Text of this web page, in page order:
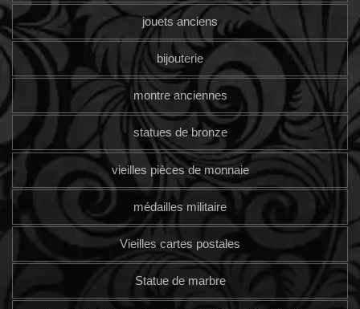
jouets anciens
bijouterie
montre anciennes
statues de bronze
vieilles pièces de monnaie
médailles militaire
Vieilles cartes postales
Statue de marbre